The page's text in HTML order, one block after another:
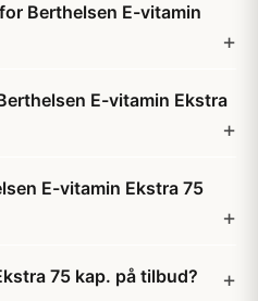
Berthelsen E-vitamin
E-vitamin Ekstra
E-vitamin Ekstra 75
75 kap. på tilbud?